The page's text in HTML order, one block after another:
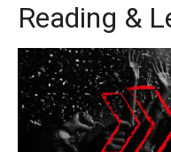
Reading &